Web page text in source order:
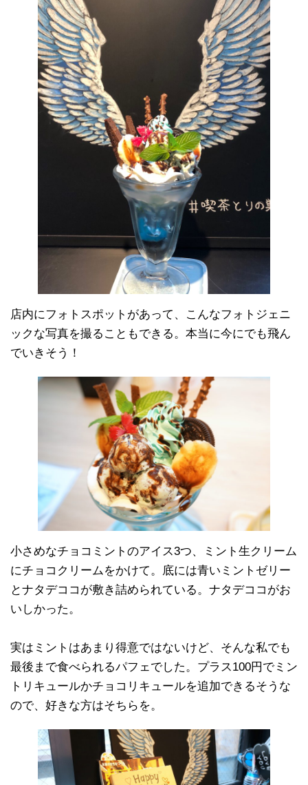
店内にフォトスポットがあって、こんなフォトジェニ
ックな写真を撮ることもできる。本当に今にでも飛ん
でいきそう！
小さめなチョコミントのアイス3つ、ミント生クリーム
にチョコクリームをかけて。底には青いミントゼリー
とナタデココが敷き詰められている。ナタデココがお
いしかった。
実はミントはあまり得意ではないけど、そんな私でも
最後まで食べられるパフェでした。プラス100円でミン
トリキュールかチョコリキュールを追加できるそうな
ので、好きな方はそちらを。